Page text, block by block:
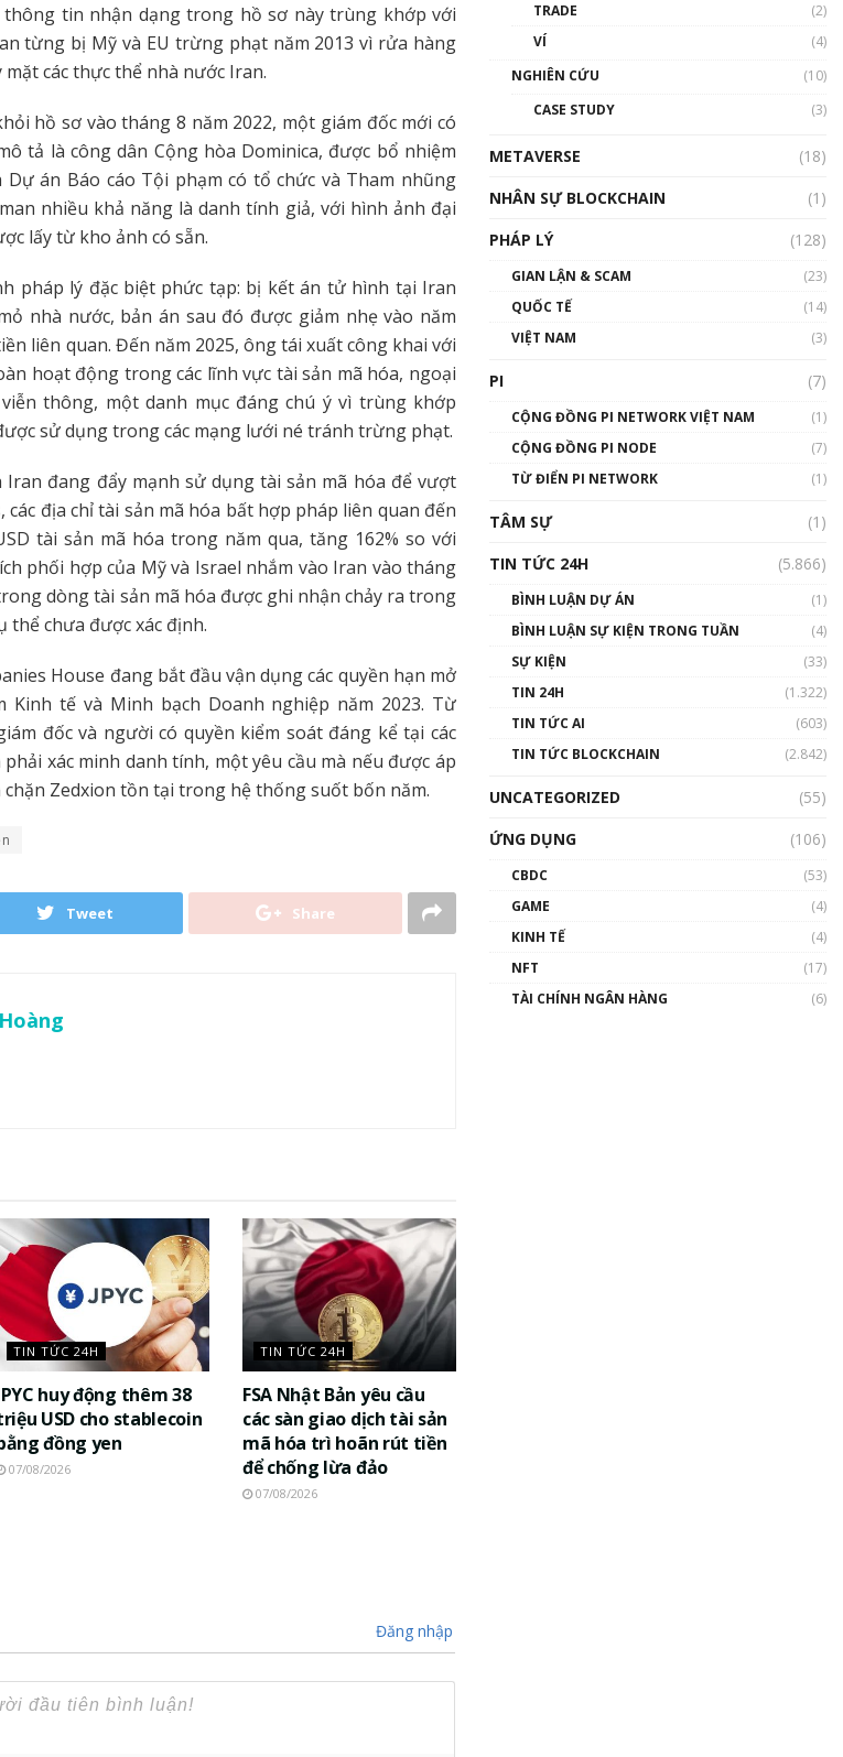
thông tin nhận dạng trong hồ sơ này trùng khớp với
từng bị Mỹ và EU trừng phạt năm 2013 vì rửa hàng
các thực thể nhà nước Iran.
hồ sơ vào tháng 8 năm 2022, một giám đốc mới có
tả là công dân Cộng hòa Dominica, được bổ nhiệm
Dự án Báo cáo Tội phạm có tổ chức và Tham nhũng
nhiều khả năng là danh tính giả, với hình ảnh đại
lấy từ kho ảnh có sẵn.
pháp lý đặc biệt phức tạp: bị kết án tử hình tại Iran
nhà nước, bản án sau đó được giảm nhẹ vào năm
liên quan. Đến năm 2025, ông tái xuất công khai với
hoạt động trong các lĩnh vực tài sản mã hóa, ngoại
thông, một danh mục đáng chú ý vì trùng khớp
sử dụng trong các mạng lưới né tránh trừng phạt.
đang đẩy mạnh sử dụng tài sản mã hóa để vượt
các địa chỉ tài sản mã hóa bất hợp pháp liên quan đến
tài sản mã hóa trong năm qua, tăng 162% so với
phối hợp của Mỹ và Israel nhắm vào Iran vào tháng
dòng tài sản mã hóa được ghi nhận chảy ra trong
thể chưa được xác định.
House đang bắt đầu vận dụng các quyền hạn mở
tế và Minh bạch Doanh nghiệp năm 2023. Từ
đốc và người có quyền kiểm soát đáng kể tại các
xác minh danh tính, một yêu cầu mà nếu được áp
Zedxion tồn tại trong hệ thống suốt bốn năm.
Tweet Share
TIN TỨC 24H
huy động thêm 38
USD cho stablecoin
đồng yen
07/08/2026
TIN TỨC 24H
FSA Nhật Bản yêu cầu
các sàn giao dịch tài sản
mã hóa trì hoãn rút tiền
để chống lừa đảo
07/08/2026
Đăng nhập
01:34:46
01:32:59
Talkshow17: Mùa đông
Crypto – Chiếc khăn gió ấm
01:49:30
Talkshow 14: MemeCoin –
TRADE
(2)
VÍ
(4)
NGHIÊN CỨU
(10)
CASE STUDY
(3)
METAVERSE
(18)
NHÂN SỰ BLOCKCHAIN
(1)
PHÁP LÝ
(128)
GIAN LẬN & SCAM
(23)
QUỐC TẾ
(14)
VIỆT NAM
(3)
PI (7)
CỘNG ĐỒNG PI NETWORK VIỆT NAM
(1)
CỘNG ĐỒNG PI NODE
(7)
TỪ ĐIỂN PI NETWORK
(1)
TÂM SỰ
(1)
TIN TỨC 24H
(5.866)
BÌNH LUẬN DỰ ÁN
(1)
BÌNH LUẬN SỰ KIỆN TRONG TUẦN
(4)
SỰ KIỆN
(33)
TIN 24H
(1.322)
TIN TỨC AI
(603)
TIN TỨC BLOCKCHAIN
(2.842)
UNCATEGORIZED
(55)
ỨNG DỤNG
(106)
CBDC
(53)
GAME
(4)
KINH TẾ
(4)
NFT
(17)
TÀI CHÍNH NGÂN HÀNG
(6)